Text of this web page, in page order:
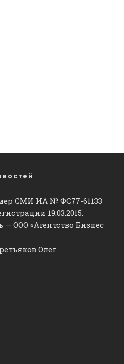
СМИ ИА № ФС77-61133
19.03.2015.
— ООО «Агентство Бизнес
Олег